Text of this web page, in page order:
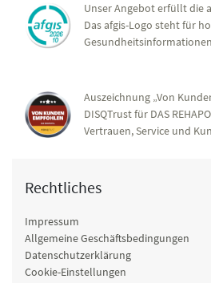
Unser Angebot erfüllt die
Das afgis-Logo steht für
Auszeichnung „Von
DISQTrust für DAS
Vertrauen, Service und
Rechtliches
Impressum
Allgemeine Geschäftsbedingungen
Datenschutzerklärung
Cookie-Einstellungen